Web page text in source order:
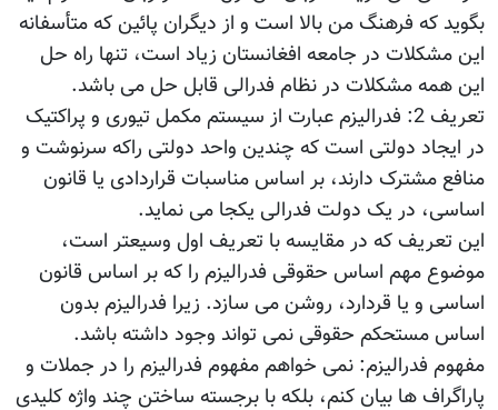
بگوید که فرهنگ من بالا است و از دیگران پائین که متأسفانه
این مشکلات در جامعه افغانستان زیاد است، تنها راه حل
این همه مشکلات در نظام فدرالی قابل حل می باشد.
تعریف 2: فدرالیزم عبارت از سیستم مکمل تیوری و پراکتیک
در ایجاد دولتی است که چندین واحد دولتی راکه سرنوشت و
منافع مشترک دارند، بر اساس مناسبات قراردادی یا قانون
اساسی، در یک دولت فدرالی یکجا می نماید.
این تعریف که در مقایسه با تعریف اول وسیعتر است،
موضوع مهم اساس حقوقی فدرالیزم را که بر اساس قانون
اساسی و یا قردارد، روشن می سازد. زیرا فدرالیزم بدون
اساس مستحکم حقوقی نمی تواند وجود داشته باشد.
مفهوم فدرالیزم: نمی خواهم مفهوم فدرالیزم را در جملات و
پاراگراف ها بیان کنم، بلکه با برجسته ساختن چند واژه کلیدی